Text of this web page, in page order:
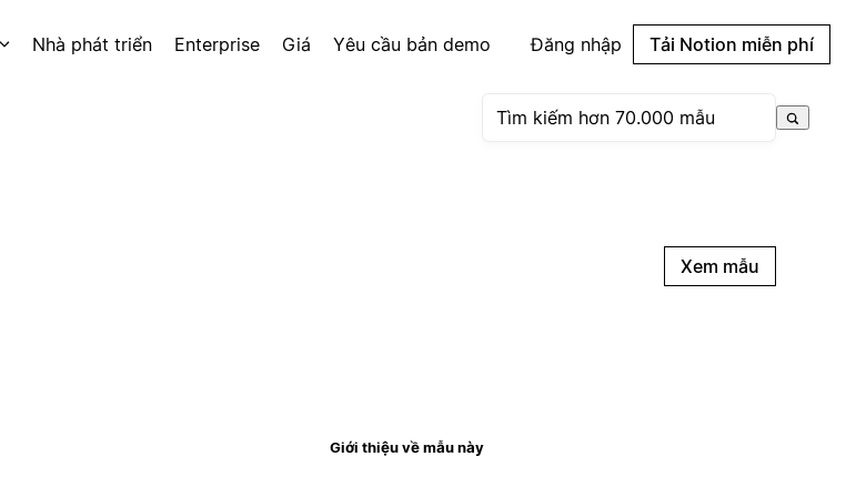
Nhà phát triển Enterprise Giá Yêu cầu bản demo Đăng nhập Tải Notion miễn phí
Xem mẫu
Giới thiệu về mẫu này